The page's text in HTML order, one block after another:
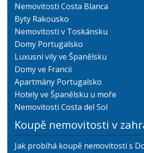
Nemovitosti Costa Blanca
Byty Rakousko
Nemovitosti v Toskánsku
Domy Portugalsko
Luxusní vily ve Španělsku
Domy ve Francii
Apartmány Portugalsko
Hotely ve Španělsku u moře
Nemovitosti Costa del Sol
Koupě nemovitosti v
Jak probíhá koupě nemovitosti s